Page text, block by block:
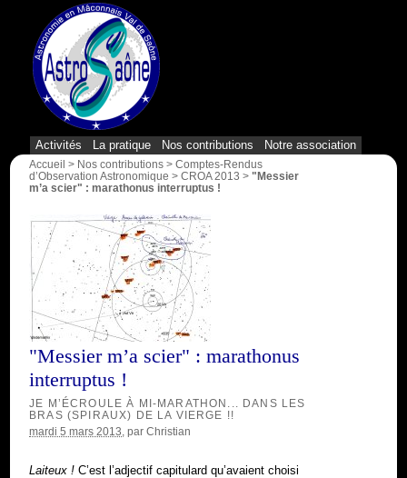
Activités La pratique Nos contributions Notre association
Accueil > Nos contributions > Comptes-Rendus
d’Observation Astronomique > CROA 2013 > "Messier
m’a scier" : marathonus interruptus !
"Messier m’a scier" : marathonus
interruptus !
JE M’ÉCROULE À MI-MARATHON... DANS LES
BRAS (SPIRAUX) DE LA VIERGE !!
mardi 5 mars 2013 , par Christian
Laiteux ! C’est l’adjectif capitulard qu’avaient choisi